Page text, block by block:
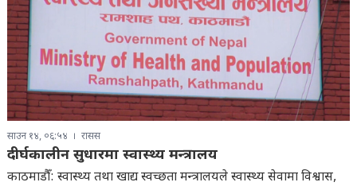
साउन १४, ०६:५४ रासस
दीर्घकालीन सुधारमा स्वास्थ्य मन्त्रालय
काठमाडौँ: स्वास्थ्य तथा खाद्य स्वच्छता मन्त्रालयले स्वास्थ्य सेवामा विश्वास,